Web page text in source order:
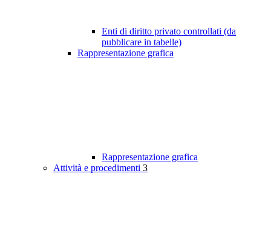
Enti di diritto privato controllati (da
pubblicare in tabelle)
Rappresentazione grafica
Rappresentazione grafica
Attività e procedimenti 3